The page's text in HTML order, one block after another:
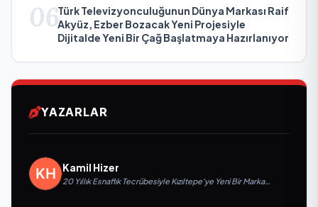
06Türk Televizyonculuğunun Dünya Markası Raif
Akyüz, Ezber Bozacak Yeni Projesiyle
Dijitalde Yeni Bir Çağ Başlatmaya Hazırlanıyor
YAZARLAR
Kamil Hizer
20 Yıllık Esnaflık Tecrübesiyle Kızıltepe'ye Yeni Bir Marka